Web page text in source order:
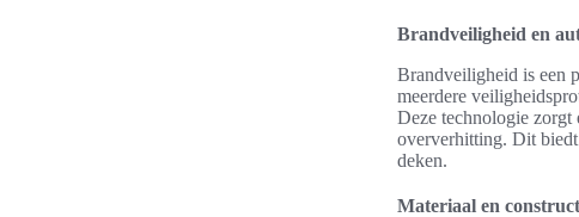
Brandveiligheid en
Brandveiligheid is een
meerdere
Deze technologie zorgt
oververhitting. Dit
deken.
Materiaal en